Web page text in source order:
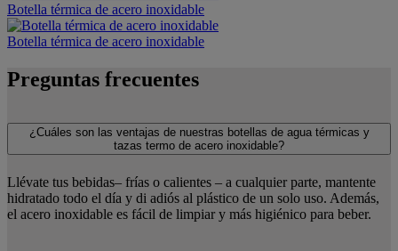
Botella térmica de acero inoxidable
Botella térmica de acero inoxidable
Preguntas frecuentes
¿Cuáles son las ventajas de nuestras botellas de agua térmicas y
tazas termo de acero inoxidable?
Llévate tus bebidas– frías o calientes – a cualquier parte, mantente
hidratado todo el día y di adiós al plástico de un solo uso. Además,
el acero inoxidable es fácil de limpiar y más higiénico para beber.